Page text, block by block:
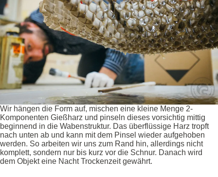
Wir hängen die Form auf, mischen eine kleine Menge 2-
Komponenten Gießharz und pinseln dieses vorsichtig mittig
beginnend in die Wabenstruktur. Das überflüssige Harz tropft
nach unten ab und kann mit dem Pinsel wieder aufgehoben
werden. So arbeiten wir uns zum Rand hin, allerdings nicht
komplett, sondern nur bis kurz vor die Schnur. Danach wird
dem Objekt eine Nacht Trockenzeit gewährt.